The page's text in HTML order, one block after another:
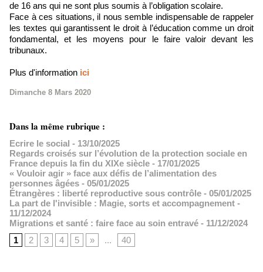
de 16 ans qui ne sont plus soumis à l’obligation scolaire.
Face à ces situations, il nous semble indispensable de rappeler
les textes qui garantissent le droit à l’éducation comme un droit
fondamental, et les moyens pour le faire valoir devant les
tribunaux.
Plus d'information ici
Dimanche 8 Mars 2020
Dans la même rubrique :
Ecrire le social - 13/10/2025
Regards croisés sur l’évolution de la protection sociale en
France depuis la fin du XIXe siècle - 17/01/2025
« Vouloir agir » face aux défis de l’alimentation des
personnes âgées - 05/01/2025
Étrangères : liberté reproductive sous contrôle - 05/01/2025
La part de l'invisible : Magie, sorts et accompagnement -
11/12/2024
Migrations et santé : faire face au soin entravé - 11/12/2024
1
2 3 4 5 » ... 40